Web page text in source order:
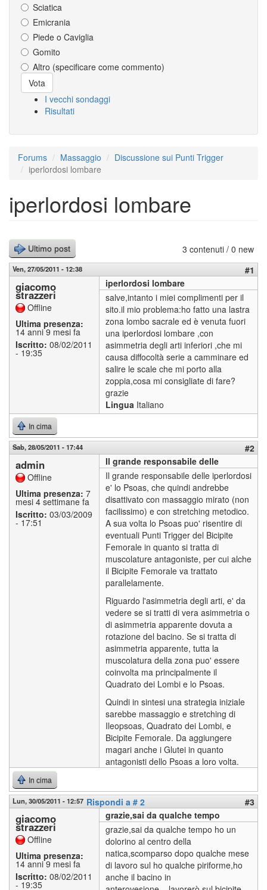
Sciatica
Emicrania
Piede o Caviglia
Gomito
Altro (specificare come commento)
Scelte
Vota
I vecchi sondaggi
Risultati
Forums Massaggio
Discussione sui Punti Trigger
iperlordosi lombare
iperlordosi lombare
3 contenuti / 0 new
Ultimo post
Ven, 27/05/2011 - 12:38 #1
giacomo
strazzeri
Offline
Ultima presenza:
14 anni 9 mesi fa
Iscritto: 08/02/2011
- 19:35
iperlordosi lombare
salve,intanto i miei complimenti per il
sito.il mio problema:ho fatto una lastra
zona lombo sacrale ed è venuta fuori
una iperlordosi lombare ,con
asimmetria degli arti inferiori ,che mi
causa diffocoltà serie a camminare ed
salire le scale che mi porto alla
zoppia,cosa mi consigliate di fare?
grazie
Lingua Italiano
In cima
Sab, 28/05/2011 - 17:44 #2
admin
Offline
Ultima presenza: 7
mesi 4 settimane fa
Iscritto: 03/03/2009
- 17:51
Il grande responsabile delle
Il grande responsabile delle iperlordosi
e' lo Psoas, che quindi andrebbe
disattivato con massaggio mirato (non
facilissimo) e con stretching metodico.
A sua volta lo Psoas puo' risentire di
eventuali Punti Trigger del Bicipite
Femorale in quanto si tratta di
muscolature antagoniste, per cui alche
il Bicipite Femorale va trattato
parallelamente.
Riguardo l'asimmetria degli arti, e' da
vedere se si tratti di vera asimmetria o
di asimmetria apparente dovuta a
rotazione del bacino. Se si tratta di
asimmetria apparente, tutta la
muscolatura della zona puo' essere
coinvolta ma principalmente il
Quadrato dei Lombi e lo Psoas.
Quindi in sintesi una strategia iniziale
sarebbe massaggio e stretching di
Ileopsoas, Quadrato dei Lombi, e
Bicipite Femorale. Da aggiungere
magari anche i Glutei in quanto
antagonisti dello Psoas a loro volta.
In cima
Lun, 30/05/2011 - 12:57 Rispondi a # 2 #3
giacomo
strazzeri
Offline
Ultima presenza:
14 anni 9 mesi fa
Iscritto: 08/02/2011
- 19:35
grazie,sai da qualche tempo
grazie,sai da qualche tempo ho un
dolorino al centro della
natica,scomparso dopo qualche mese
di lavoro sul ho qualche piriforme,ho
anche il bacino in